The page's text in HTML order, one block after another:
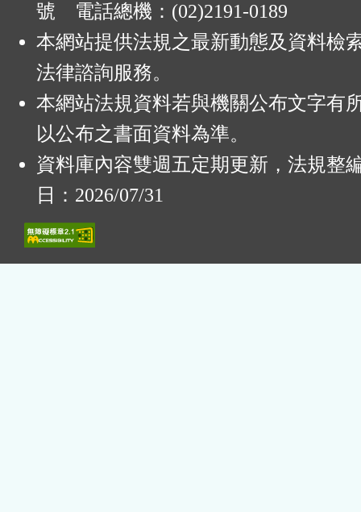
號 電話總機：(02)2191-0189
本網站提供法規之最新動態及資料檢
法律諮詢服務。
本網站法規資料若與機關公布文字有
以公布之書面資料為準。
資料庫內容雙週五定期更新，法規整
日：2026/07/31